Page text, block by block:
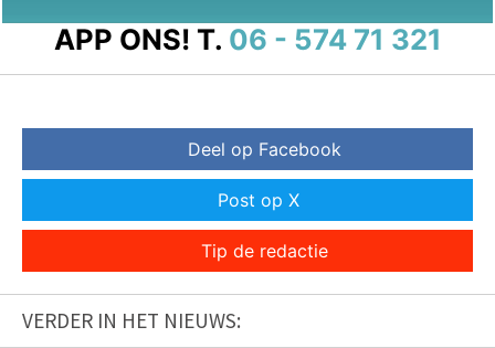
APP ONS! T. 06 - 574 71 321
Deel op Facebook
Post op X
Tip de redactie
VERDER IN HET NIEUWS: